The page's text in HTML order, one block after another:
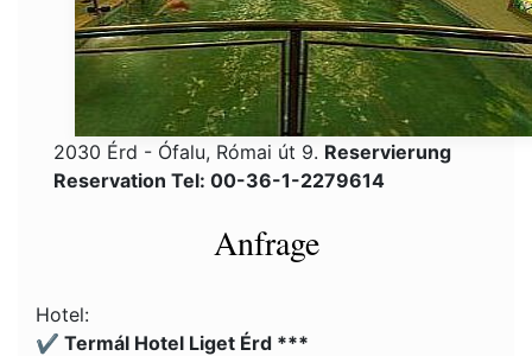
2030 Érd - Ófalu, Római út 9. Reservierung
Reservation Tel: 00-36-1-2279614
Anfrage
Hotel:
✔️ Termál Hotel Liget Érd ***